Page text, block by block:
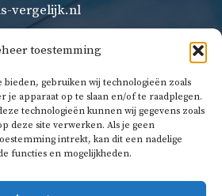
toestemming
bieden, gebruiken wij technologieën zoals
je apparaat op te slaan en/of te raadplegen.
technologieën kunnen wij gegevens zoals
deze site verwerken. Als je geen
intrekt, kan dit een nadelige
functies en mogelijkheden.
vergelijk.nl